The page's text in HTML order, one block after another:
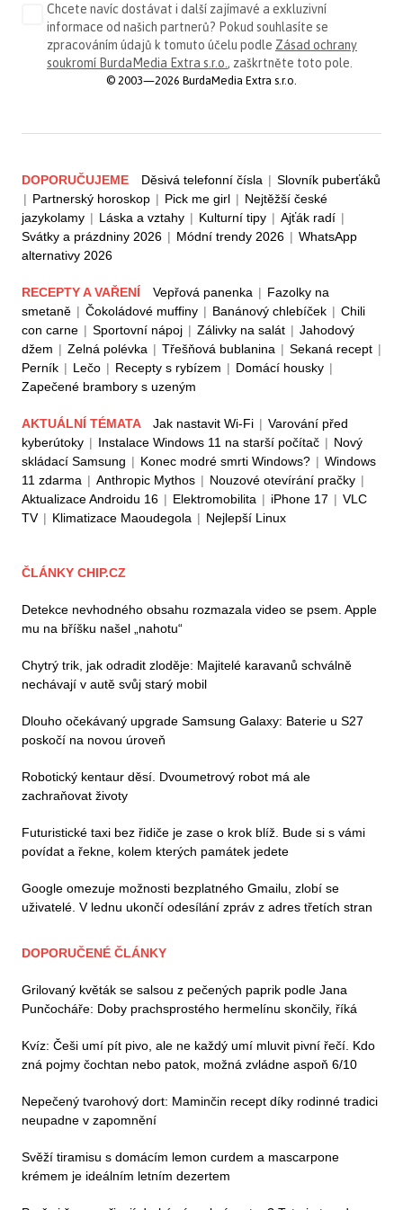
Chcete navíc dostávat i další zajímavé a exkluzivní
informace od našich partnerů? Pokud souhlasíte se
zpracováním údajů k tomuto účelu podle Zásad ochrany
soukromí BurdaMedia Extra s.r.o. , zaškrtněte toto pole.
© 2003—2026 BurdaMedia Extra s.r.o.
DOPORUČUJEME Děsivá telefonní čísla | Slovník puberťáků
| Partnerský horoskop | Pick me girl | Nejtěžší české
jazykolamy | Láska a vztahy | Kulturní tipy | Ajťák radí |
Svátky a prázdniny 2026 | Módní trendy 2026 | WhatsApp
alternativy 2026
RECEPTY A VAŘENÍ Vepřová panenka | Fazolky na
smetaně | Čokoládové muffiny | Banánový chlebíček | Chili
con carne | Sportovní nápoj | Zálivky na salát | Jahodový
džem | Zelná polévka | Třešňová bublanina | Sekaná recept |
Perník | Lečo | Recepty s rybízem | Domácí housky |
Zapečené brambory s uzeným
AKTUÁLNÍ TÉMATA Jak nastavit Wi-Fi | Varování před
kyberútoky | Instalace Windows 11 na starší počítač | Nový
skládací Samsung | Konec modré smrti Windows? | Windows
11 zdarma | Anthropic Mythos | Nouzové otevírání pračky |
Aktualizace Androidu 16 | Elektromobilita | iPhone 17 | VLC
TV | Klimatizace Maoudegola | Nejlepší Linux
ČLÁNKY CHIP.CZ
Detekce nevhodného obsahu rozmazala video se psem. Apple
mu na bříšku našel „nahotu“
Chytrý trik, jak odradit zloděje: Majitelé karavanů schválně
nechávají v autě svůj starý mobil
Dlouho očekávaný upgrade Samsung Galaxy: Baterie u S27
poskočí na novou úroveň
Robotický kentaur děsí. Dvoumetrový robot má ale
zachraňovat životy
Futuristické taxi bez řidiče je zase o krok blíž. Bude si s vámi
povídat a řekne, kolem kterých památek jedete
Google omezuje možnosti bezplatného Gmailu, zlobí se
uživatelé. V lednu ukončí odesílání zpráv z adres třetích stran
DOPORUČENÉ ČLÁNKY
Grilovaný květák se salsou z pečených paprik podle Jana
Punčocháře: Doby prachsprostého hermelínu skončily, říká
Kvíz: Češi umí pít pivo, ale ne každý umí mluvit pivní řečí. Kdo
zná pojmy čochtan nebo patok, možná zvládne aspoň 6/10
Nepečený tvarohový dort: Maminčin recept díky rodinné tradici
neupadne v zapomnění
Svěží tiramisu s domácím lemon curdem a mascarpone
krémem je ideálním letním dezertem